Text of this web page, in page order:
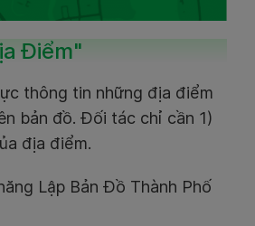
Điểm"
thông tin những địa điểm
bản đồ. Đối tác chỉ cần 1)
địa điểm.
Lập Bản Đồ Thành Phố